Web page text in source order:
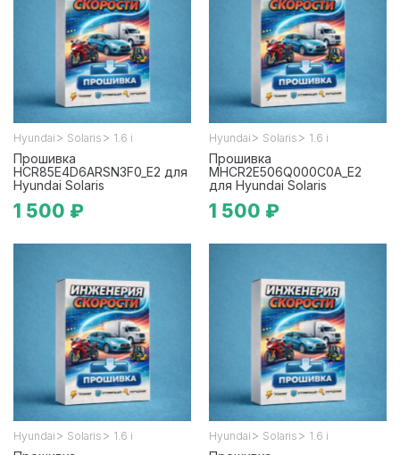
Hyundai > Solaris > 1.6 i
Прошивка
HCR85E4D6ARSN3F0_E2 для
Hyundai Solaris
1 500 ₽
Hyundai > Solaris > 1.6 i
Прошивка
MHCR2E506Q000C0A_E2
для Hyundai Solaris
1 500 ₽
Hyundai > Solaris > 1.6 i Hyundai > Solaris > 1.6 i